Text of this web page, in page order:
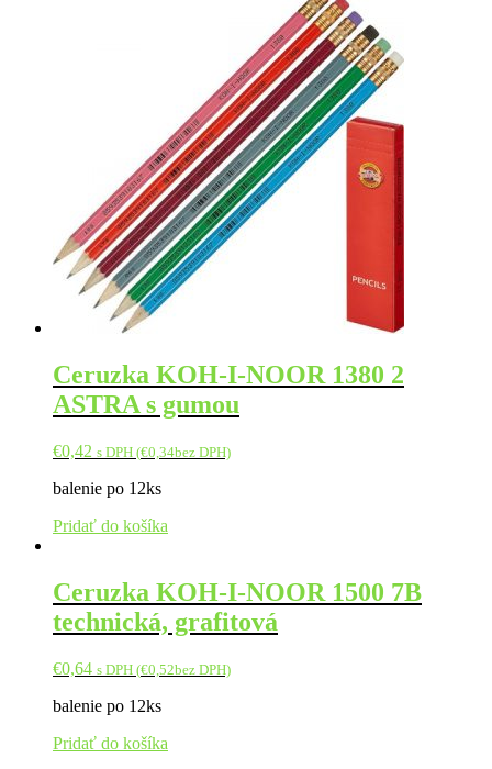
Ceruzka KOH-I-NOOR 1380 2
ASTRA s gumou
€0,42 s DPH (€0,34bez DPH)
balenie po 12ks
Pridať do košíka
Ceruzka KOH-I-NOOR 1500 7B
technická, grafitová
€0,64 s DPH (€0,52bez DPH)
balenie po 12ks
Pridať do košíka